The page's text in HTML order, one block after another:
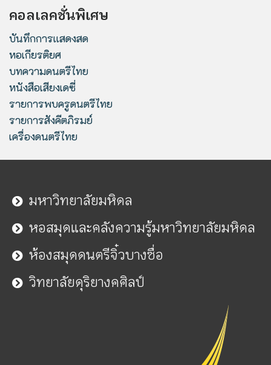
คอลเลคชั่นพิเศษ
บันทึกการแสดงสด
หอเกียรติยศ
บทความดนตรีไทย
หนังสือเสียงเดซี่
รายการพบครูดนตรีไทย
รายการสังคีตภิรมย์
เครื่องดนตรีไทย
มหาวิทยาลัยมหิดล
หอสมุดและคลังความรู้มหาวิทยาลัยมหิดล
ห้องสมุดดนตรีจิ๋วบางซื่อ
วิทยาลัยดุริยางคศิลป์